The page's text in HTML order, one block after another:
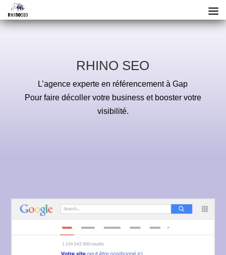
RHINO SEO
L’agence experte en référencement à Gap
Pour faire décoller votre business et booster votre
visibilité.